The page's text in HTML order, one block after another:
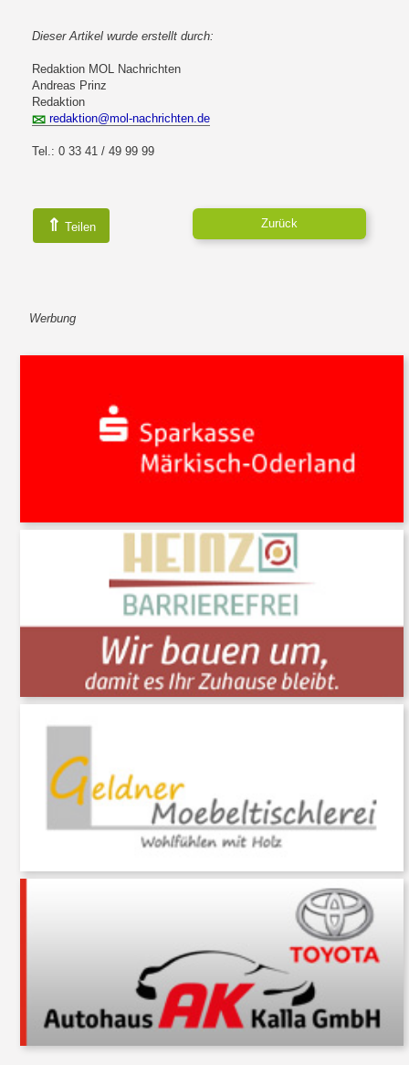
Dieser Artikel wurde erstellt durch:
Redaktion MOL Nachrichten
Andreas Prinz
Redaktion
redaktion@mol-nachrichten.de
Tel.: 0 33 41 / 49 99 99
⇑ Teilen Zurück
Werbung